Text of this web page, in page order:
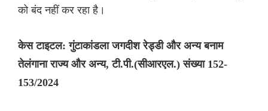
को बंद नहीं कर रहा है।
केस टाइटल: गुंटाकांडला जगदीश रेड्डी और अन्य बनाम
तेलंगाना राज्य और अन्य, टी.पी.(सीआरएल.) संख्या 152-
153/2024